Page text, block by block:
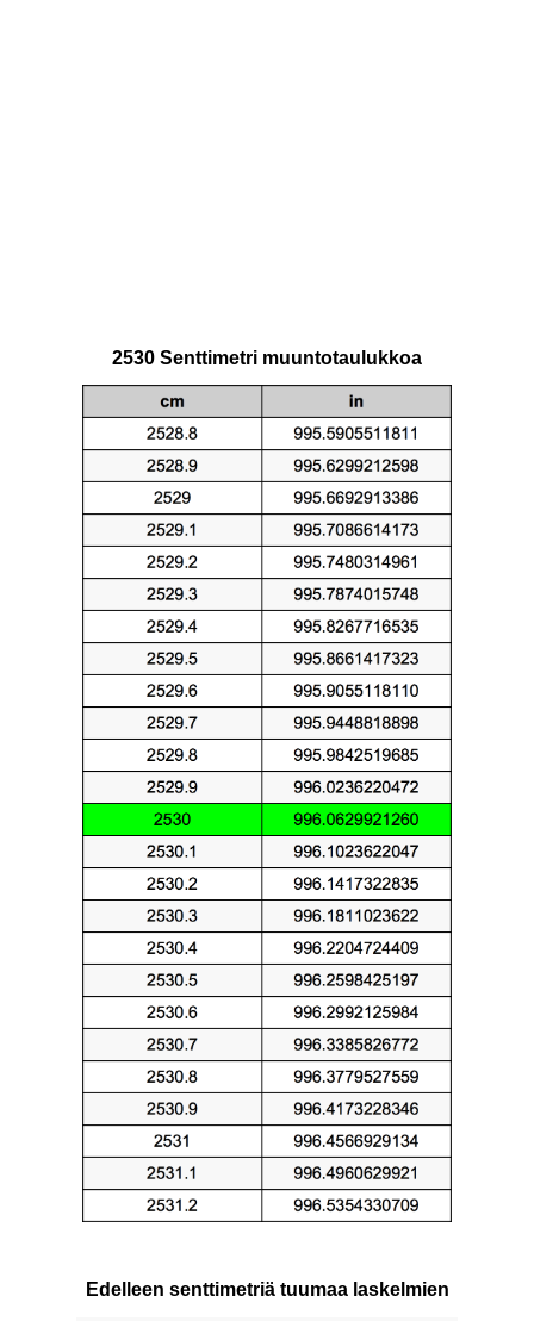
2530 Senttimetri muuntotaulukkoa
Edelleen senttimetriä tuumaa laskelmien